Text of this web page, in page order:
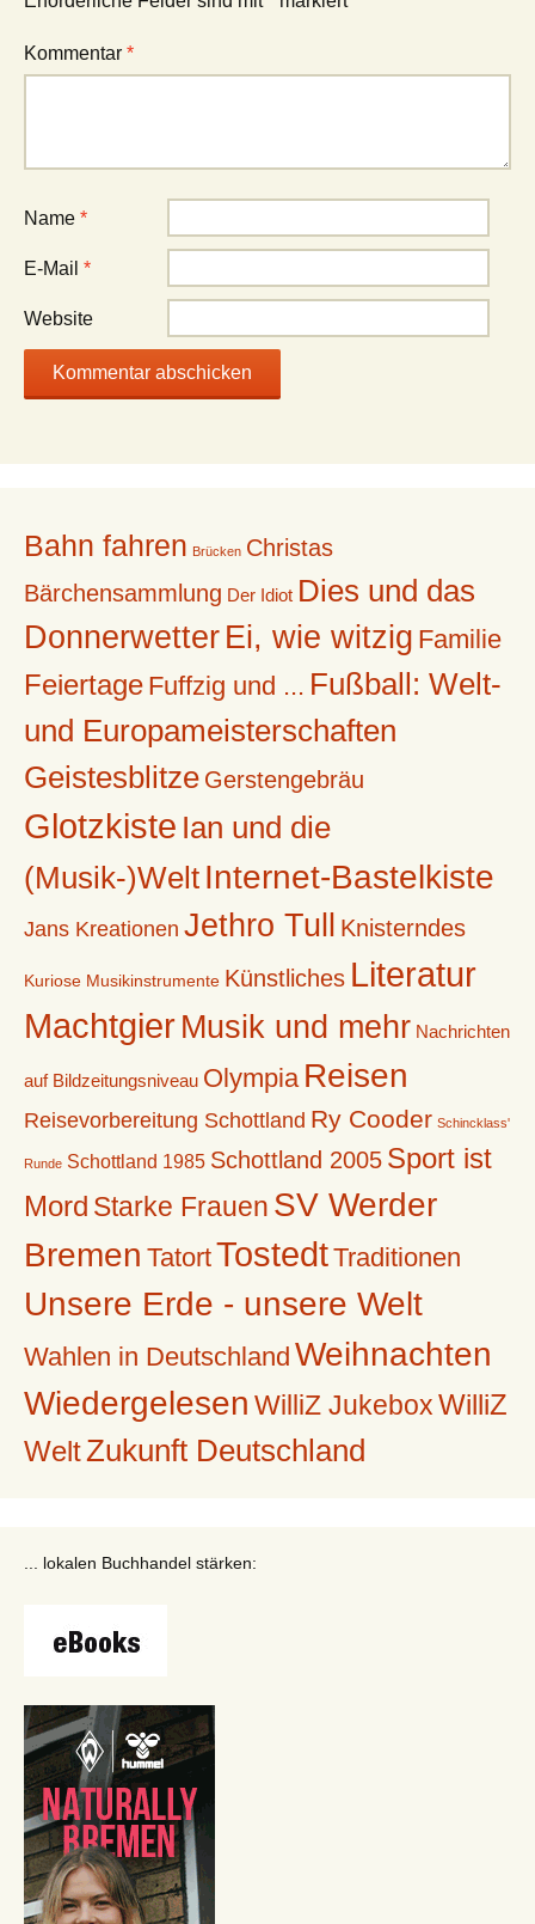
Kommentar *
Name *
E-Mail *
Website
Bahn fahren Brücken Christas
Bärchensammlung Der Idiot Dies und das
Donnerwetter Ei, wie witzig Familie
Feiertage Fuffzig und ... Fußball: Welt-
und Europameisterschaften
Geistesblitze Gerstengebräu
Glotzkiste Ian und die
(Musik-)Welt Internet-Bastelkiste
Jans Kreationen Jethro Tull Knisterndes
Kuriose Musikinstrumente Künstliches Literatur
MachtgierMusik und mehr Nachrichten
auf Bildzeitungsniveau Olympia Reisen
Reisevorbereitung Schottland Ry Cooder Schincklass'
Runde Schottland 1985 Schottland 2005 Sport ist
Mord Starke Frauen SV Werder
Bremen TatortTostedtTraditionen
Unsere Erde - unsere Welt
Wahlen in Deutschland Weihnachten
Wiedergelesen WilliZ Jukebox WilliZ
WeltZukunft Deutschland
... lokalen Buchhandel stärken: